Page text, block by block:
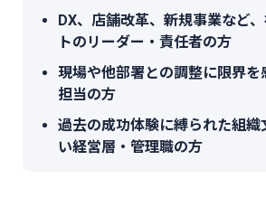
DX、店舗改革、新規事業など
トのリーダー・責任者の方
現場や他部署との調整に限界を
担当の方
過去の成功体験に縛られた組織
い経営層・管理職の方